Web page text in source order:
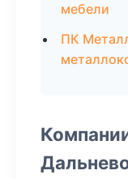
мебели
ПК